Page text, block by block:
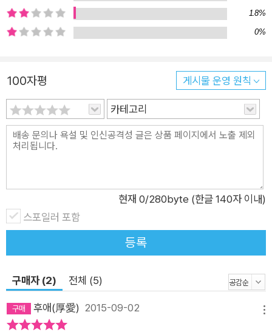
만 아니라 나이를 불문하고 낙태 는 해결 불가능한 인류학적 과제
이다. 작가는 쓰지 않고서는 견딜 수 없었던 이야기를 하기 위해
현실과 판타지 세계를 절묘하게 결합시킨다. 해체되어버린 아이
에서 존재하는 아이가 슬그머니 현실 속으로 들어가게 해놓은 것
이 놀라울 정도로 자연스러워 심사위원들의 높은 평가를 받았다.
『톡톡톡, 보풀랜드입니다』는 낙태나 생명 경시 등 이 시대 신선하
지 않을 수 있는 소재를 너무나 잘 직조해낸 솜씨가 보통이 아니
다. 그래서 오히려 신선하다는 심사평까지 받았다. 뛰어난 상상력
제의식을 이야기 속에 잘 녹이고, 확실하게 현실에 존재하면서도
존재하지 않는 아이, 노랑모자를 매력적으로 그려서 읽는 이들의
마음을 끝까지 애틋하게 한다. 조그맣고 연약한 목숨들이 보내는
가느다란 신호를 느끼며, 인간은 누구나 힘없고 약한 태아로 시작
터뷰 연약한 목숨이 보내온 신호를 전하기 위하여 유영민(제3회
‘자음과모음 청소년문학상’ 수상 작가) 공지희(제4회 ‘자음과모
음 청소년문학상’ 수상 작가) 유영민: 『톡톡톡』은 굉장히 아름다
1.8%
0%
100자평 게시물 운영 원칙
카테고리
현재 0/280byte (한글 140자 이내)
스포일러 포함
등록
구매자 (2) 전체 (5)
후애(厚愛) 2015-09-02